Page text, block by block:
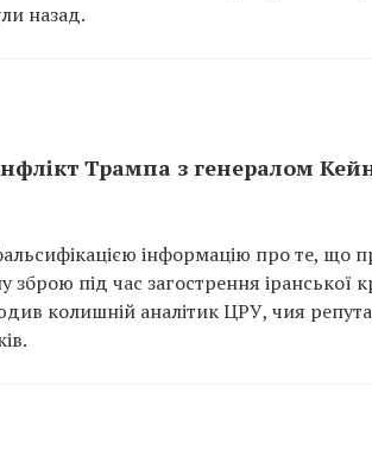
назад.
Трампа з генералом
інформацію про те, що
під час загострення іранської
колишній аналітик ЦРУ, чия